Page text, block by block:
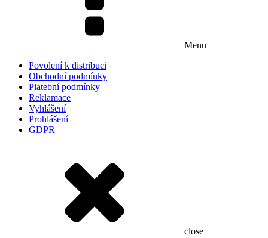
Menu
Povolení k distribuci
Obchodní podmínky
Platební podmínky
Reklamace
Vyhlášení
Prohlášení
GDPR
close